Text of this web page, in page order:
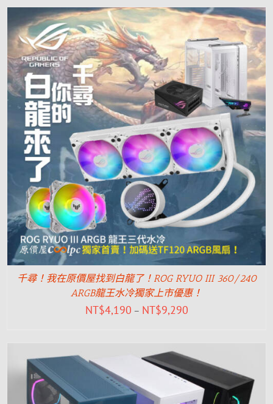
千尋！我在原價屋找到白龍了！ROG RYUO III 360/240
ARGB龍王水冷獨家上市優惠！
NT$4,190 – NT$9,290